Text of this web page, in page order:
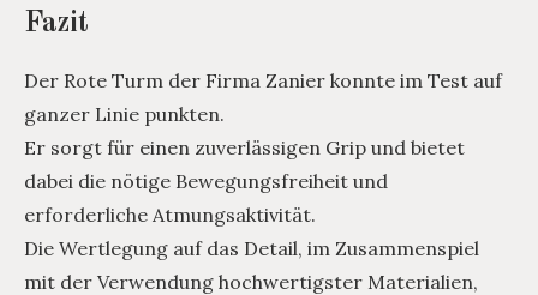
Fazit
Der Rote Turm der Firma Zanier konnte im Test auf
ganzer Linie punkten.
Er sorgt für einen zuverlässigen Grip und bietet
dabei die nötige Bewegungsfreiheit und
erforderliche Atmungsaktivität.
Die Wertlegung auf das Detail, im Zusammenspiel
mit der Verwendung hochwertigster Materialien,